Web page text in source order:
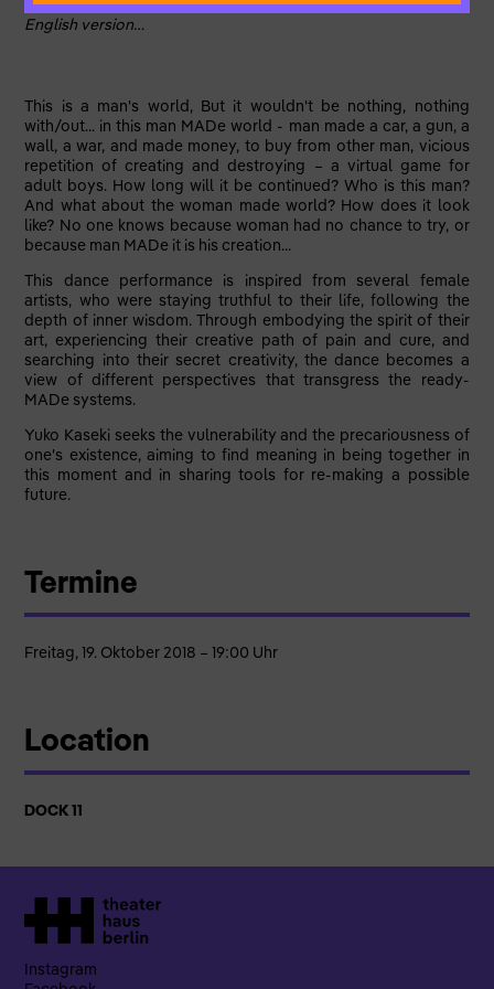
English version…
This is a man's world, But it wouldn't be nothing, nothing
with/out... in this man MADe world - man made a car, a gun, a
wall, a war, and made money, to buy from other man, vicious
repetition of creating and destroying – a virtual game for
adult boys. How long will it be continued? Who is this man?
And what about the woman made world? How does it look
like? No one knows because woman had no chance to try, or
because man MADe it is his creation...
This dance performance is inspired from several female
artists, who were staying truthful to their life, following the
depth of inner wisdom. Through embodying the spirit of their
art, experiencing their creative path of pain and cure, and
searching into their secret creativity, the dance becomes a
view of different perspectives that transgress the ready-
MADe systems.
Yuko Kaseki seeks the vulnerability and the precariousness of
one's existence, aiming to find meaning in being together in
this moment and in sharing tools for re-making a possible
future.
Termine
Freitag, 19. Oktober 2018 – 19:00 Uhr
Location
DOCK 11
Instagram